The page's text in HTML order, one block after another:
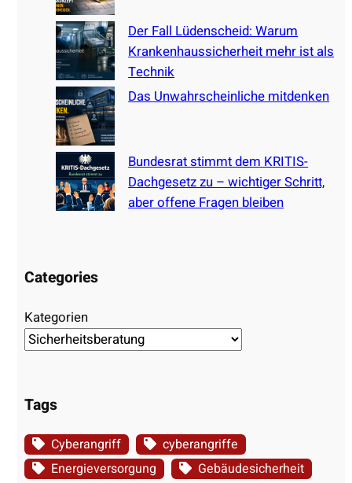
Der Fall Lüdenscheid: Warum
Krankenhaussicherheit mehr ist als
Technik
Das Unwahrscheinliche mitdenken
Bundesrat stimmt dem KRITIS-
Dachgesetz zu – wichtiger Schritt,
aber offene Fragen bleiben
Categories
Kategorien
Tags
Cyberangriff
cyberangriffe
Energieversorgung
Gebäudesicherheit